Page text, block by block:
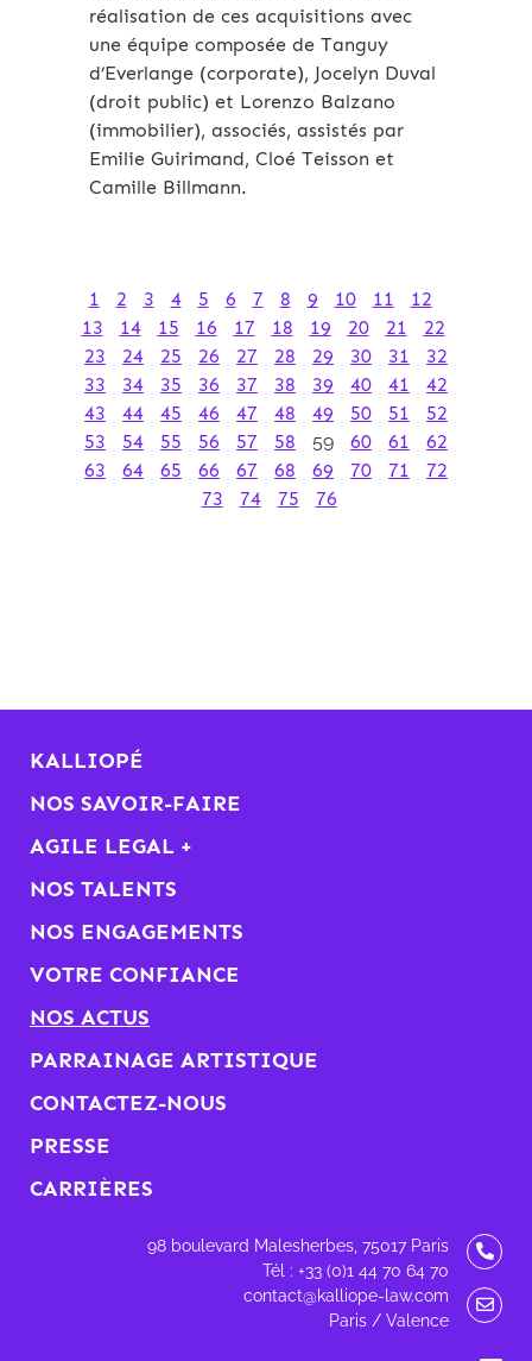
réalisation de ces acquisitions avec
une équipe composée de Tanguy
d’Everlange (corporate), Jocelyn Duval
(droit public) et Lorenzo Balzano
(immobilier), associés, assistés par
Emilie Guirimand, Cloé Teisson et
Camille Billmann.
1 2 3 4 5 6 7 8 9 10 11
12
13
14 15 16 17 18 19 20 21
22
23
24 25 26 27 28 29 30 31
32
33
34 35 36 37 38 39 40 41
42
43
44 45 46 47 48 49 50 51
52
53
54 55 56 57 58 59 60 61
62
63
64 65 66 67 68 69 70 71
72
73
74 75 76
KALLIOPÉ
NOS SAVOIR-FAIRE
AGILE LEGAL +
NOS TALENTS
NOS ENGAGEMENTS
VOTRE CONFIANCE
NOS ACTUS
PARRAINAGE ARTISTIQUE
CONTACTEZ-NOUS
PRESSE
CARRIÈRES
98 boulevard Malesherbes, 75017 Paris
Tél : +33 (0)1 44 70 64 70
contact@kalliope-law.com
Paris / Valence